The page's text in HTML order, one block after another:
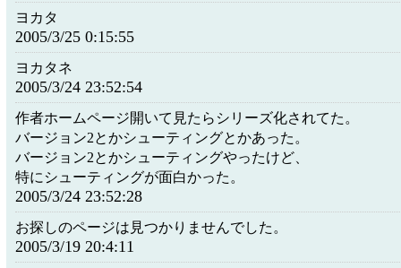
ヨカタ
2005/3/25 0:15:55
ヨカタネ
2005/3/24 23:52:54
作者ホームページ開いて見たらシリーズ化されてた。
バージョン2とかシューティングとかあった。
バージョン2とかシューティングやったけど、
特にシューティングが面白かった。
2005/3/24 23:52:28
お探しのページは見つかりませんでした。
2005/3/19 20:4:11